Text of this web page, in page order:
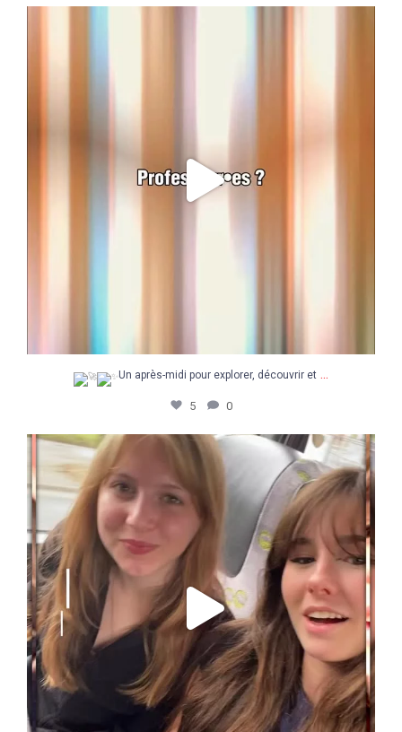
Un après-midi pour explorer, découvrir et ...
5 0
Une super semaine à la découverte du Concours